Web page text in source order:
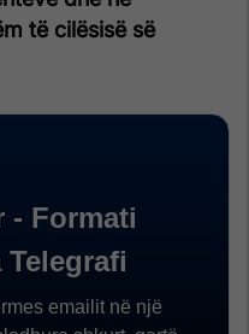
të cilësisë së